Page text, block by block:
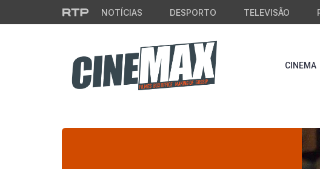
Saltar para o conteúdo principal
NOTÍCIAS DESPORTO TELEVISÃO
CINEMA